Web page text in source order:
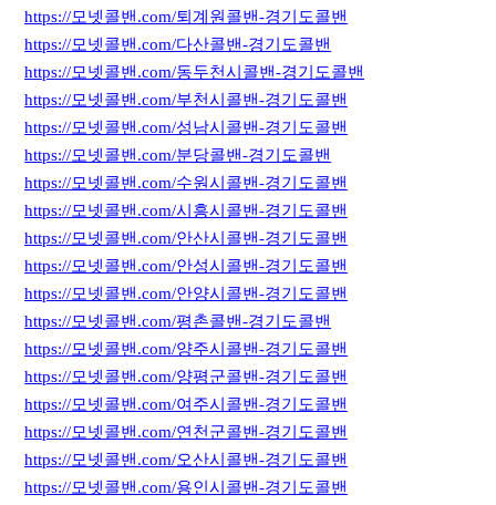
https://모넷콜밴.com/퇴계원콜밴-경기도콜밴
https://모넷콜밴.com/다산콜밴-경기도콜밴
https://모넷콜밴.com/동두천시콜밴-경기도콜밴
https://모넷콜밴.com/부천시콜밴-경기도콜밴
https://모넷콜밴.com/성남시콜밴-경기도콜밴
https://모넷콜밴.com/분당콜밴-경기도콜밴
https://모넷콜밴.com/수원시콜밴-경기도콜밴
https://모넷콜밴.com/시흥시콜밴-경기도콜밴
https://모넷콜밴.com/안산시콜밴-경기도콜밴
https://모넷콜밴.com/안성시콜밴-경기도콜밴
https://모넷콜밴.com/안양시콜밴-경기도콜밴
https://모넷콜밴.com/평촌콜밴-경기도콜밴
https://모넷콜밴.com/양주시콜밴-경기도콜밴
https://모넷콜밴.com/양평군콜밴-경기도콜밴
https://모넷콜밴.com/여주시콜밴-경기도콜밴
https://모넷콜밴.com/연천군콜밴-경기도콜밴
https://모넷콜밴.com/오산시콜밴-경기도콜밴
https://모넷콜밴.com/용인시콜밴-경기도콜밴